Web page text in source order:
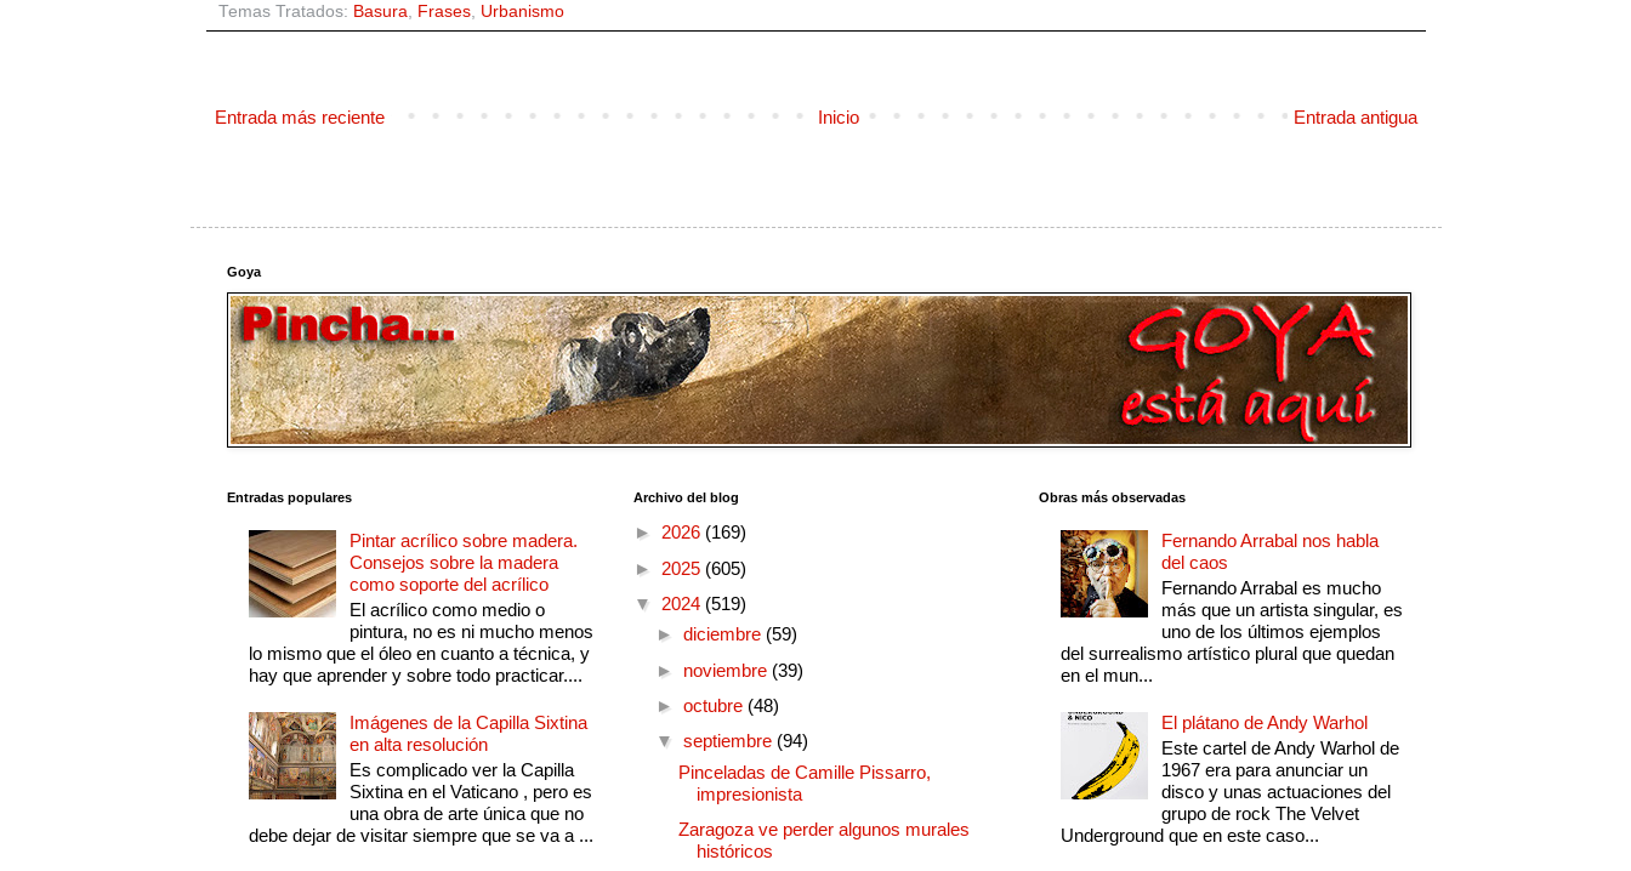
Temas Tratados: Basura Frases, Urbanismo
Entrada más reciente Entrada antigua
Inicio
Goya
Entradas populares
Pintar acrílico sobre madera.
Consejos sobre la madera
como soporte del acrílico
El acrílico como medio o
pintura, no es ni mucho menos
lo mismo que el óleo en cuanto a técnica, y
hay que aprender y sobre todo practicar....
Imágenes de la Capilla Sixtina
en alta resolución
Es complicado ver la Capilla
Sixtina en el Vaticano , pero es
una obra de arte única que no
debe dejar de visitar siempre que se va a ...
Archivo del blog
► 2026 (169)
► 2025 (605)
▼ 2024 (519)
► diciembre (59)
► noviembre (39)
► octubre (48)
▼ septiembre (94)
Pinceladas de Camille Pissarro,
impresionista
Zaragoza ve perder algunos murales
históricos
Obras más observadas
Fernando Arrabal nos habla
del caos
Fernando Arrabal es mucho
más que un artista singular, es
uno de los últimos ejemplos
del surrealismo artístico plural que quedan
en el mun...
El plátano de Andy Warhol
Este cartel de Andy Warhol de
1967 era para anunciar un
disco y unas actuaciones del
grupo de rock The Velvet
Underground que en este caso...